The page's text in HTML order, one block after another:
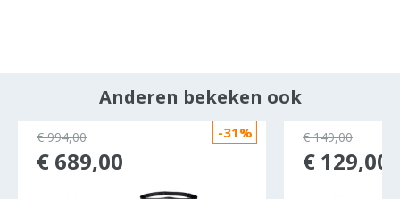
Anderen bekeken ook
-31%
€ 994,00
€ 689,00
€ 149,00
€ 129,00